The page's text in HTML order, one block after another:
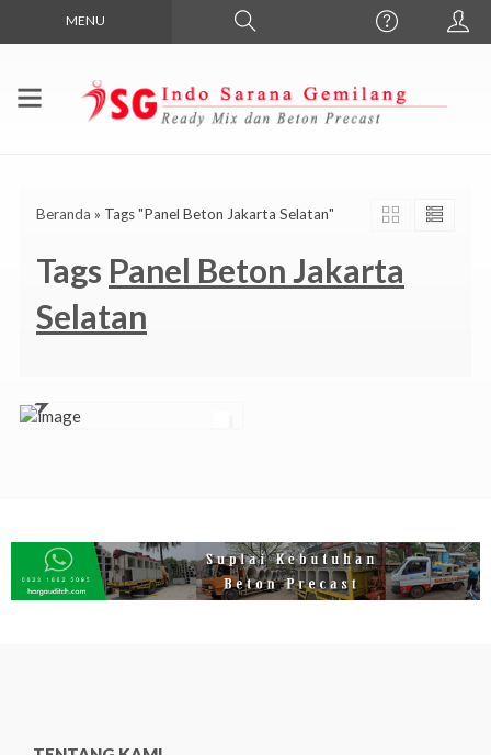
MENU
Beranda » Tags "Panel Beton Jakarta Selatan"
Tags Panel Beton Jakarta
Selatan